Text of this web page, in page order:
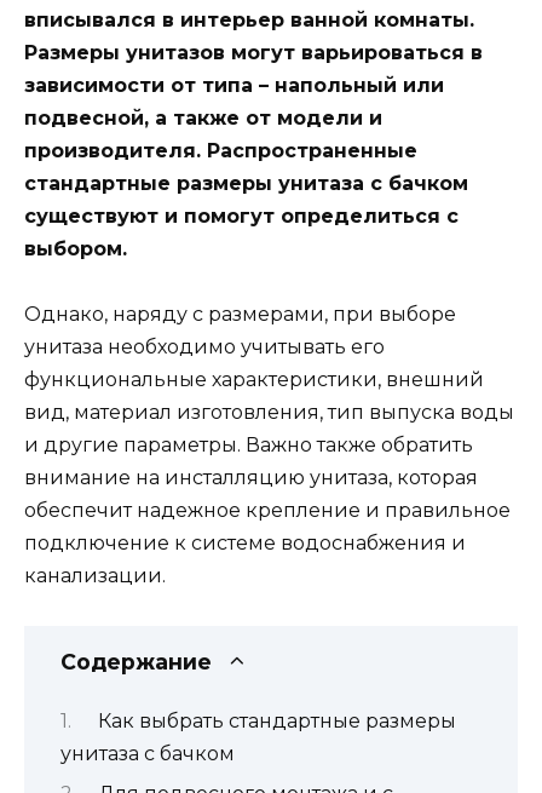
вписывался в интерьер ванной комнаты.
Размеры унитазов могут варьироваться в
зависимости от типа – напольный или
подвесной, а также от модели и
производителя. Распространенные
стандартные размеры унитаза с бачком
существуют и помогут определиться с
выбором.
Однако, наряду с размерами, при выборе
унитаза необходимо учитывать его
функциональные характеристики, внешний
вид, материал изготовления, тип выпуска воды
и другие параметры. Важно также обратить
внимание на инсталляцию унитаза, которая
обеспечит надежное крепление и правильное
подключение к системе водоснабжения и
канализации.
Содержание
Как выбрать стандартные размеры
унитаза с бачком